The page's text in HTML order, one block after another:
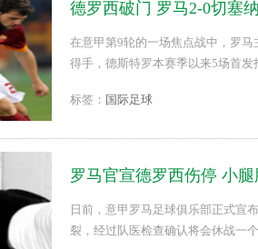
德罗西破门 罗马2-0切塞纳
在意甲第9轮的一场焦点战中，罗
得手，德斯特罗本赛季以来5场首
标签： 国际足球
罗马官宣德罗西伤停 小
日前，意甲罗马足球俱乐部正式宣
裂，经过队医检查确认将会休战一